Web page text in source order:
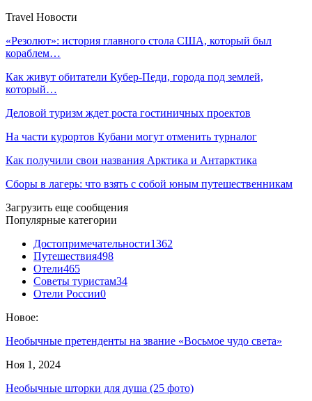
Travel Новости
«Резолют»: история главного стола США, который был
кораблем…
Как живут обитатели Кубер-Педи, города под землей,
который…
Деловой туризм ждет роста гостиничных проектов
На части курортов Кубани могут отменить турналог
Как получили свои названия Арктика и Антарктика
Сборы в лагерь: что взять с собой юным путешественникам
Загрузить еще сообщения
Популярные категории
Достопримечательности1362
Путешествия498
Отели465
Советы туристам34
Отели России0
Новое:
Необычные претенденты на звание «Восьмое чудо света»
Ноя 1, 2024
Необычные шторки для душа (25 фото)